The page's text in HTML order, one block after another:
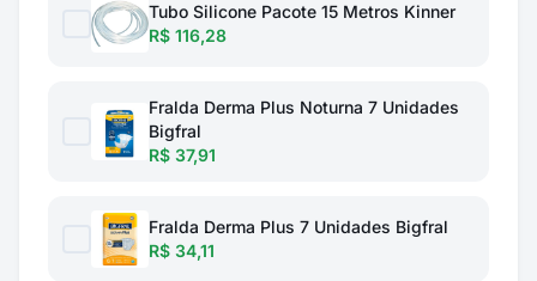
Tubo Silicone Pacote 15 Metros Kinner
R$ 116,28
Fralda Derma Plus Noturna 7 Unidades
Bigfral
R$ 37,91
Fralda Derma Plus 7 Unidades Bigfral
R$ 34,11